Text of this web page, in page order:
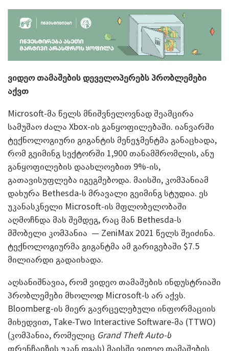
ვიდეო თამაშების დეველოპერებს პრობლემები
აქვთ
Microsoft-მა წელს მნიშვნელოვნად შეამცირა
სამუშაო ძალა Xbox-ის განყოფილებაში. იანვარში
ტექნოლოგიური გიგანტის მენეჯმენტმა განაცხადა,
რომ გეიმინგ სექტორში 1,900 თანამშრომლის, ანუ
განყოფილების დაახლოებით 9%-ის,
გათავისუფლება იგეგმებოდა. მაისში, კომპანიამ
დახურა Bethesda-ს მრავალი გეიმინგ სტუდია. ეს
უკანასკნელი Microsoft-ის მფლობელობაში
აღმოჩნდა მას შემდეგ, რაც მან Bethesda-ს
მშობელი კომპანია — ZeniMax 2021 წელს შეიძინა.
ტექნოლოგიურმა გიგანტმა ამ გარიგებაში $7.5
მილიარდი გადაიხადა.
აღსანიშნავია, რომ ვიდეო თამაშების ინდუსტრიაში
პრობლემები მხოლოდ Microsoft-ს არ აქვს.
Bloomberg-ის მიერ გავრცელებული ინფორმაციის
მიხედვით, Take-Two Interactive Software-მა (TTWO)
(კომპანია, რომელიც Grand Theft Auto-ს
ფრენჩაიზის უკან დგას) მაისში ვიდეო თამაშების